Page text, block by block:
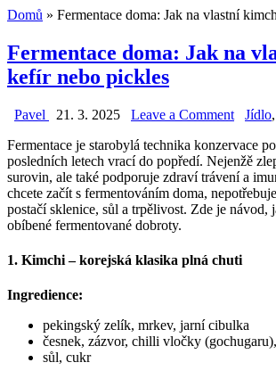
Domů » Fermentace doma: Jak na vlastní
Fermentace doma: Jak na
kefír nebo pickles
Pavel 21. 3. 2025 Leave a Commenton
doma:
Jak
na
vlastní
kimchi,
pickles
Jídlo,
Fermentace je starobylá technika konzervace
posledních letech vrací do popředí. Nejenžě
surovin, ale také podporuje zdraví trávení a
chcete začít s fermentováním doma,
postačí sklenice, sůl a trpělivost. Zde je návod,
obíbené fermentované dobroty.
1. Kimchi – korejská klasika plná chuti
Ingredience:
pekingský zelík, mrkev, jarní cibulka
česnek, zázvor, chilli vločky
sůl, cukr